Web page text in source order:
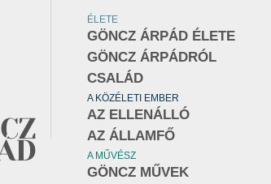
ÉLETE
GÖNCZ ÁRPÁD ÉLETE
GÖNCZ ÁRPÁDRÓL
CSALÁD
A KÖZÉLETI EMBER
AZ ELLENÁLLÓ
AZ ÁLLAMFŐ
A MŰVÉSZ
GÖNCZ MŰVEK